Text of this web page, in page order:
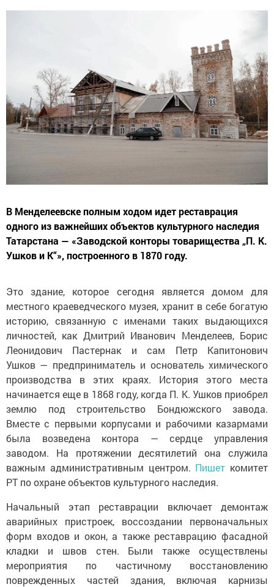
В Менделеевске полным ходом идет реставрация
одного из важнейших объектов культурного наследия
Татарстана — «Заводской конторы товарищества „П. К.
Ушков и К“», построенного в 1870 году.
Это здание, которое сегодня является домом для
местного краеведческого музея, хранит в себе богатую
историю, связанную с именами таких выдающихся
личностей, как Дмитрий Иванович Менделеев, Борис
Леонидович Пастернак и сам Петр Капитонович
Ушков — предприниматель и основатель химического
производства в этих краях. История этого места
начинается еще в 1868 году, когда П. К. Ушков приобрел
землю под строительство Бондюжского завода.
Вместе с первыми корпусами и рабочими казармами
была возведена контора — сердце управления
заводом. На протяжении десятилетий она служила
важным административным центром. Пишет комитет
РТ по охране объектов культурного наследия.
Начальный этап реставрации включает демонтаж
аварийных пристроек, воссоздании первоначальных
форм входов и окон, а также реставрацию фасадной
кладки и швов стен. Были также осуществлены
мероприятия по частичному восстановлению
поврежденных частей здания, включая карнизы